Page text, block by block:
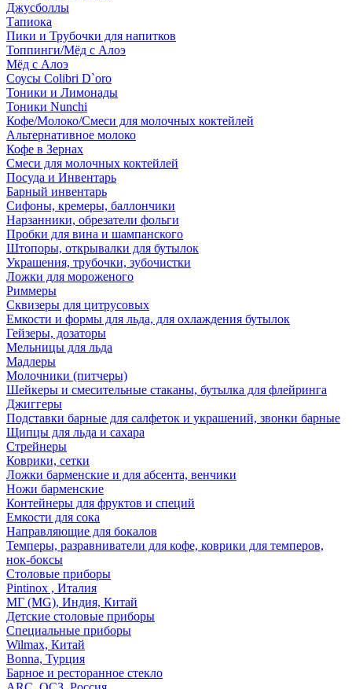
Джусболлы
Тапиока
Пики и Трубочки для напитков
Топпинги/Мёд с Алоэ
Мёд с Алоэ
Соусы Colibri D`oro
Тоники и Лимонады
Тоники Nunchi
Кофе/Молоко/Смеси для молочных коктейлей
Альтернативное молоко
Кофе в Зернах
Смеси для молочных коктейлей
Посуда и Инвентарь
Барный инвентарь
Сифоны, кремеры, баллончики
Нарзанники, обрезатели фольги
Пробки для вина и шампанского
Штопоры, открывалки для бутылок
Украшения, трубочки, зубочистки
Ложки для мороженого
Риммеры
Сквизеры для цитрусовых
Емкости и формы для льда, для охлаждения бутылок
Гейзеры, дозаторы
Мельницы для льда
Мадлеры
Молочники (питчеры)
Шейкеры и смесительные стаканы, бутылка для флейринга
Джиггеры
Подставки барные для салфеток и украшений, звонки барные
Щипцы для льда и сахара
Стрейнеры
Коврики, сетки
Ложки барменские и для абсента, венчики
Ножи барменские
Контейнеры для фруктов и специй
Емкости для сока
Направляющие для бокалов
Темперы, разравниватели для кофе, коврики для темперов,
нок-боксы
Столовые приборы
Pintinox , Италия
МГ (MG), Индия, Китай
Детские столовые приборы
Специальные приборы
Wilmax, Китай
Bonna, Турция
Барное и ресторанное стекло